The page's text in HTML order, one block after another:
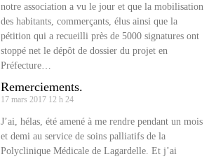
notre association a vu le jour et que la mobilisation
des habitants, commerçants, élus ainsi que la
pétition qui a recueilli près de 5000 signatures ont
stoppé net le dépôt de dossier du projet en
Préfecture…
Remerciements.
17 mars 2017 12 h 24
J’ai, hélas, été amené à me rendre pendant un mois
et demi au service de soins palliatifs de la
Polyclinique Médicale de Lagardelle. Et j’ai